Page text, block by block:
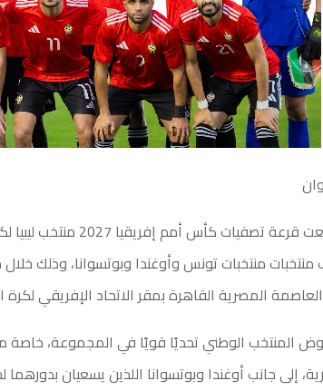
أوقعت قرعة تصفيات
منتخبات منتخبات تونس وأوغندا وبوتسوانا، وذلك
المصرية القاهرة بمقر الاتحاد الإفريقي لكرة
المنتخب الوطني تحديًا قويًا في المجموعة، خاصة
إلى جانب أوغندا وبوتسوانا اللذين يسعيان بدورهما